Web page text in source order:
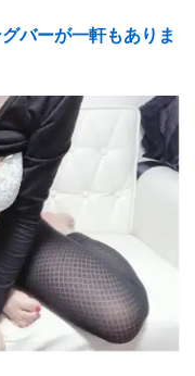
バーが一軒もありま